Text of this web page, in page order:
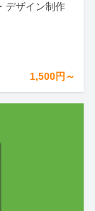
デザイン制作
1,500円～